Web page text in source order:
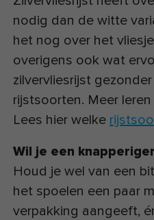
nodig dan de witte
het nog over het
overigens ook wat
zilvervliesrijst
rijstsoorten. Meer
Lees hier welke
Wil je een
Houd je wel van een
het spoelen een paar
verpakking aangeeft,